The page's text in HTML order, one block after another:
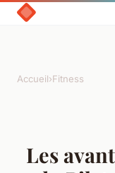
Accueil›Fitness
Les